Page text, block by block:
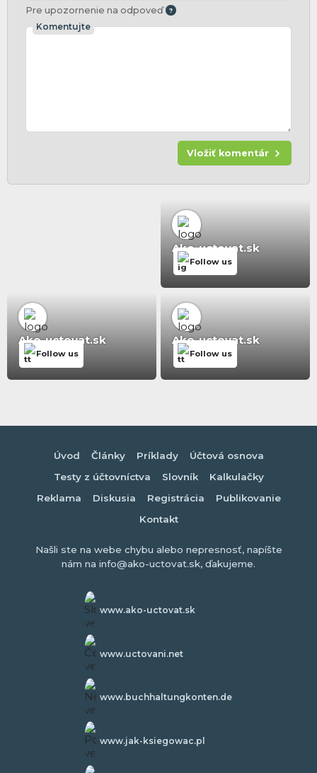
Pre upozornenie na odpoveď
Komentujte
Vložiť komentár
Ako-uctovat.sk
Follow us
Ako-uctovat.sk
Follow us
Ako-uctovat.sk
Follow us
Úvod Články Príklady
Účtová osnova
Testy z účtovníctva
Slovník
Kalkulačky
Reklama
Diskusia Registrácia
Publikovanie
Kontakt
Našli ste na webe chybu alebo nepresnosť, napíšte
nám na info@ako-uctovat.sk, ďakujeme.
www.ako-uctovat.sk
www.uctovani.net
www.buchhaltungkonten.de
www.jak-ksiegowac.pl